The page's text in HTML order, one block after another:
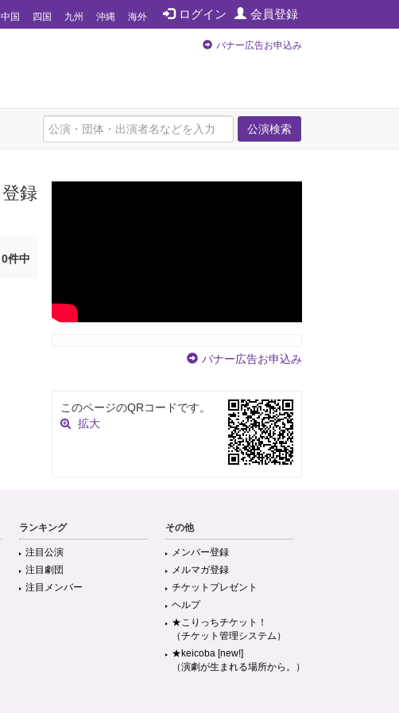
ログイン 会員登録
中国 四国 九州 沖縄 海外
バナー広告お申込み
公演検索
録
件中
バナー広告お申込み
このページのQRコードです。
拡大
ランキング
注目公演
注目劇団
注目メンバー
その他
メンバー登録
メルマガ登録
チケットプレゼント
ヘルプ
★こりっちチケット！
（チケット管理システム）
★keicoba [new!]
（演劇が生まれる場所から。）